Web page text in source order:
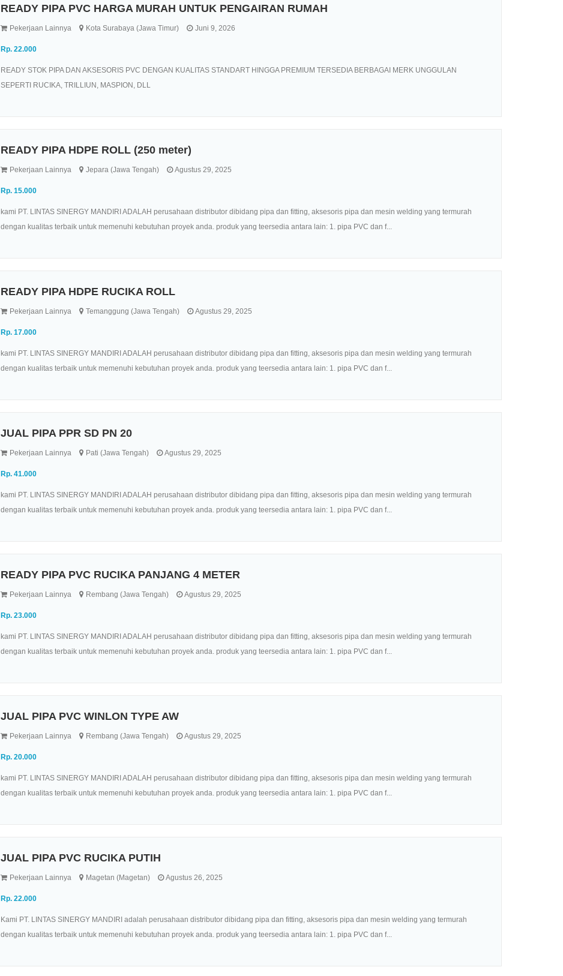
READY PIPA PVC HARGA MURAH UNTUK PENGAIRAN RUMAH
Pekerjaan Lainnya Kota Surabaya (Jawa Timur) Juni 9, 2026
Rp. 22.000
READY STOK PIPA DAN AKSESORIS PVC DENGAN KUALITAS STANDART HINGGA PREMIUM TERSEDIA BERBAGAI MERK UNGGULAN
SEPERTI RUCIKA, TRILLIUN, MASPION, DLL
READY PIPA HDPE ROLL (250 meter)
Pekerjaan Lainnya Jepara (Jawa Tengah) Agustus 29, 2025
Rp. 15.000
kami PT. LINTAS SINERGY MANDIRI ADALAH perusahaan distributor dibidang pipa dan fitting, aksesoris pipa dan mesin welding yang termurah
dengan kualitas terbaik untuk memenuhi kebutuhan proyek anda. produk yang teersedia antara lain: 1. pipa PVC dan f...
READY PIPA HDPE RUCIKA ROLL
Pekerjaan Lainnya Temanggung (Jawa Tengah) Agustus 29, 2025
Rp. 17.000
kami PT. LINTAS SINERGY MANDIRI ADALAH perusahaan distributor dibidang pipa dan fitting, aksesoris pipa dan mesin welding yang termurah
dengan kualitas terbaik untuk memenuhi kebutuhan proyek anda. produk yang teersedia antara lain: 1. pipa PVC dan f...
JUAL PIPA PPR SD PN 20
Pekerjaan Lainnya Pati (Jawa Tengah) Agustus 29, 2025
Rp. 41.000
kami PT. LINTAS SINERGY MANDIRI ADALAH perusahaan distributor dibidang pipa dan fitting, aksesoris pipa dan mesin welding yang termurah
dengan kualitas terbaik untuk memenuhi kebutuhan proyek anda. produk yang teersedia antara lain: 1. pipa PVC dan f...
READY PIPA PVC RUCIKA PANJANG 4 METER
Pekerjaan Lainnya Rembang (Jawa Tengah) Agustus 29, 2025
Rp. 23.000
kami PT. LINTAS SINERGY MANDIRI ADALAH perusahaan distributor dibidang pipa dan fitting, aksesoris pipa dan mesin welding yang termurah
dengan kualitas terbaik untuk memenuhi kebutuhan proyek anda. produk yang teersedia antara lain: 1. pipa PVC dan f...
JUAL PIPA PVC WINLON TYPE AW
Pekerjaan Lainnya Rembang (Jawa Tengah) Agustus 29, 2025
Rp. 20.000
kami PT. LINTAS SINERGY MANDIRI ADALAH perusahaan distributor dibidang pipa dan fitting, aksesoris pipa dan mesin welding yang termurah
dengan kualitas terbaik untuk memenuhi kebutuhan proyek anda. produk yang teersedia antara lain: 1. pipa PVC dan f...
JUAL PIPA PVC RUCIKA PUTIH
Pekerjaan Lainnya Magetan (Magetan) Agustus 26, 2025
Rp. 22.000
Kami PT. LINTAS SINERGY MANDIRI adalah perusahaan distributor dibidang pipa dan fitting, aksesoris pipa dan mesin welding yang termurah
dengan kualitas terbaik untuk memenuhi kebutuhan proyek anda. produk yang teersedia antara lain: 1. pipa PVC dan f...